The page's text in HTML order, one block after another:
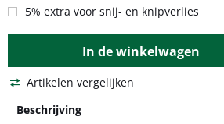
5% extra voor snij- en knipverlies
In dewinkelwagen
Artikelen vergelijken
Beschrijving